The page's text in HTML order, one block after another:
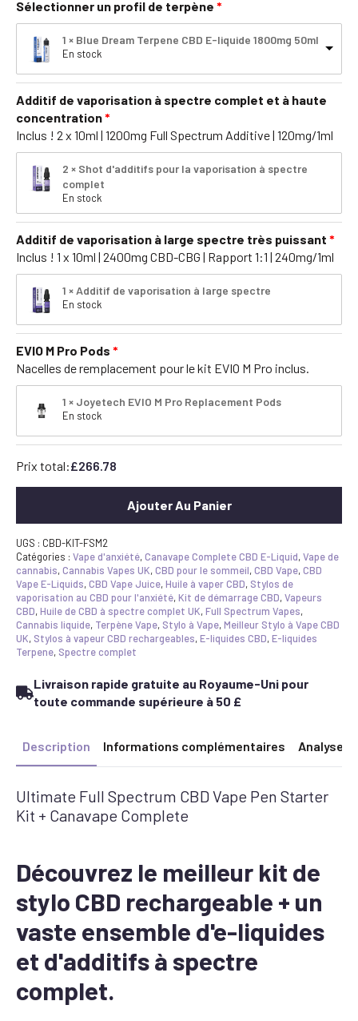
Sélectionner un profil de terpène
1 × Blue Dream Terpene CBD E-liquide 1800mg 50ml
En stock
Additif de vaporisation à spectre complet et à haute
concentration
Inclus ! 2 x 10ml | 1200mg Full Spectrum Additive | 120mg/1ml
2 × Shot d'additifs pour la vaporisation à spectre
complet
En stock
Additif de vaporisation à large spectre très puissant
Inclus ! 1 x 10ml | 2400mg CBD-CBG | Rapport 1:1 | 240mg/1ml
1 × Additif de vaporisation à large spectre
En stock
EVIO M Pro Pods
Nacelles de remplacement pour le kit EVIO M Pro inclus.
1 × Joyetech EVIO M Pro Replacement Pods
En stock
Prix total:£266.78
Ajouter Au Panier
UGS : CBD-KIT-FSM2
Catégories : Vape d'anxiété,Canavape Complete CBD E-Liquid,Vape de
cannabis,Cannabis Vapes UK,CBD pour le sommeil,CBD Vape,CBD
Vape E-Liquids,CBD Vape Juice,Huile à vaper CBD, Stylos de
vaporisation au CBD pour l'anxiété,Kit de démarrage CBD,Vapeurs
CBD,Huile de CBD à spectre complet UK,Full Spectrum Vapes,
Cannabis liquide, Terpène Vape, Stylo à Vape,Meilleur Stylo à Vape CBD
UK, Stylos à vapeur CBD rechargeables,E-liquides CBD,E-liquides
Terpene, Spectre complet
Livraison rapide gratuite au Royaume-Uni pour
toute commande supérieure à 50 £
Description Informations complémentaires Analyse
Ultimate Full Spectrum CBD Vape Pen Starter
Kit + Canavape Complete
Découvrez le meilleur kit de
stylo CBD rechargeable + un
vaste ensemble d'e-liquides
et d'additifs à spectre
complet.